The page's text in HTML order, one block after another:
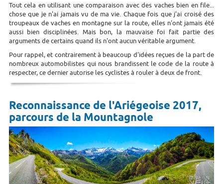
Tout cela en utilisant une comparaison avec des vaches bien en file...
chose que je n'ai jamais vu de ma vie. Chaque fois que j'ai croisé des
troupeaux de vaches en montagne sur la route, elles n'ont jamais été
aussi bien disciplinées. Mais bon, la mauvaise foi fait partie des
arguments de certains quand ils n'ont aucun véritable argument.
Pour rappel, et contrairement à beaucoup d'idées reçues de la part de
nombreux automobilistes qui nous brandissent le code de la route à
respecter, ce dernier autorise les cyclistes à rouler à deux de front.
Reconnaissance de l'Ariégeoise 2017,
parcours de la Mountagnole